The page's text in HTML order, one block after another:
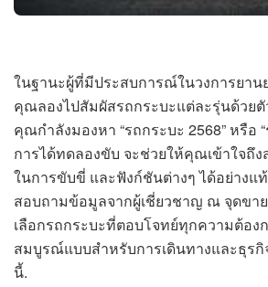
ในฐานะผู้ที่มีประสบการณ์ในวงการยา
คุณลองไปสัมผัสรถกระบะแต่ละรุ่นด้วยตั
คุณกำลังมองหา “รถกระบะ 2568” หรือ
การได้ทดลองขับ จะช่วยให้คุณเข้าใจถึ
ในการขับขี่ และฟังก์ชันต่างๆ ได้อย่างแท้
สอบถามข้อมูลจากผู้เชี่ยวชาญ ณ จุดขา
เลือกรถกระบะที่ตอบโจทย์ทุกความต้อง
สมบูรณ์แบบสำหรับการเดินทางและธุร
นี้.